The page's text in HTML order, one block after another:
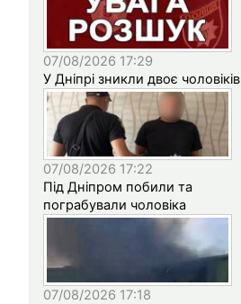
07/08/2026 17:29
У Дніпрі зникли двоє чоловіків
07/08/2026 17:22
Під Дніпром побили та
пограбували чоловіка
07/08/2026 17:18